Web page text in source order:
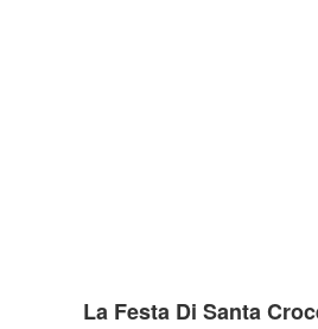
La Festa Di Santa